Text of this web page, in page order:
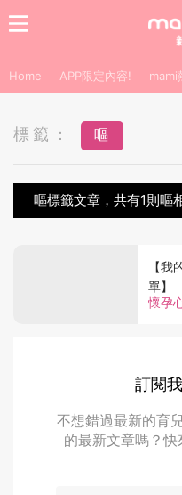
Home APP限定內容! mami
標籤： 嘔
嘔標籤文章，共有1則嘔
懷孕
【
單】
訂閱
不想錯過最新的育
的最新文章嗎？快